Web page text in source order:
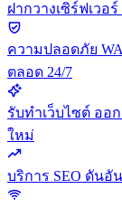
ฝากวางเซิร์ฟเวอร์
ความปลอดภัย
ตลอด 24/7
รับทำเว็บไซต์ ออ
ใหม่
บริการ SEO ดันอัน